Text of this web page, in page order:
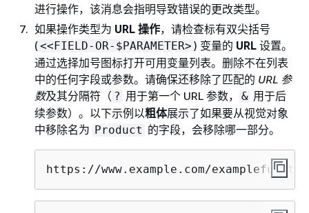
进行操作，该消息会指明导致错误的更改类型。
如果操作类型为 URL 操作，请检查标有双尖括号
(<<FIELD-OR-$PARAMETER> ) 变量的 URL 设置。
通过选择加号图标打开可用变量列表。删除不在列表
中的任何字段或参数。请确保还移除了匹配的 URL 参
数及其分隔符（ ? 用于第一个 URL 参数， & 用于后
续参数）。以下示例以粗体展示了如果要从视觉对象
中移除名为 Product 的字段，会移除哪一部分。
https://www.example.com/